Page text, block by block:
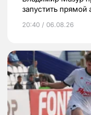
запустить прямой
20:40 / 06.08.26